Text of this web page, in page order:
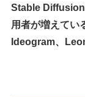
Stable
用者が増えてい
Ideogram、